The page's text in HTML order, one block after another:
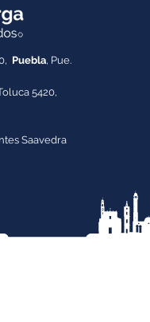
Puebla, Pue.
5420,
Saavedra